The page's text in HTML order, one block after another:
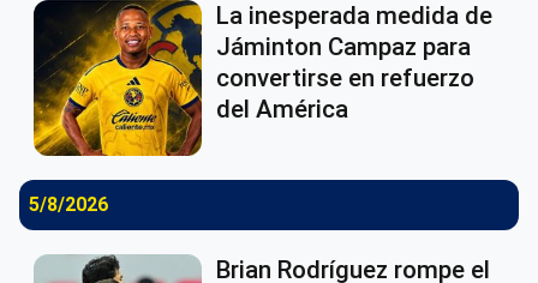
La inesperada medida de
Jáminton Campaz para
convertirse en refuerzo
del América
5/8/2026
Brian Rodríguez rompe el